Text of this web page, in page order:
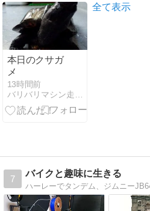
ぐ
本日のクサガ
メ
13時間前
バリバリマシン走り屋系！Ｔｅａｍ ＨＥＡＴ ＵＰ！
全て表示
7
バイクと趣味に生きる